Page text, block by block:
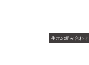
生地の組み合わせ